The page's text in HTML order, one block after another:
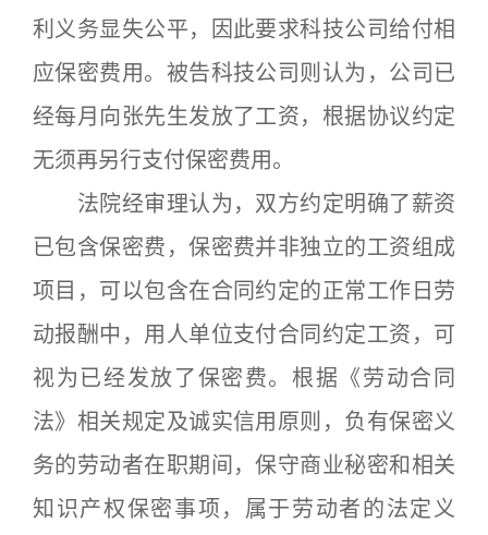
利义务显失公平，因此要求科技公司给付相
应保密费用。被告科技公司则认为，公司已
经每月向张先生发放了工资，根据协议约定
无须再另行支付保密费用。
法院经审理认为，双方约定明确了薪资
已包含保密费，保密费并非独立的工资组成
项目，可以包含在合同约定的正常工作日劳
动报酬中，用人单位支付合同约定工资，可
视为已经发放了保密费。根据《劳动合同
法》相关规定及诚实信用原则，负有保密义
务的劳动者在职期间，保守商业秘密和相关
知识产权保密事项，属于劳动者的法定义